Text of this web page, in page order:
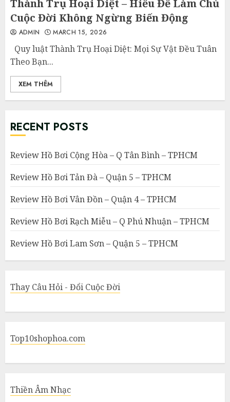
Thành Trụ Hoại Diệt – Hiểu Để Làm Chủ
Cuộc Đời Không Ngừng Biến Động
ADMIN MARCH 15, 2026
Quy luật Thành Trụ Hoại Diệt: Mọi Sự Vật Đều Tuân
Theo Bạn...
XEM THÊM
RECENT POSTS
Review Hồ Bơi Cộng Hòa – Q Tân Bình – TPHCM
Review Hồ Bơi Tản Đà – Quận 5 – TPHCM
Review Hồ Bơi Vân Đồn – Quận 4 – TPHCM
Review Hồ Bơi Rạch Miễu – Q Phú Nhuận – TPHCM
Review Hồ Bơi Lam Sơn – Quận 5 – TPHCM
Thay Câu Hỏi - Đổi Cuộc Đời
Top10shophoa.com
Thiền Âm Nhạc